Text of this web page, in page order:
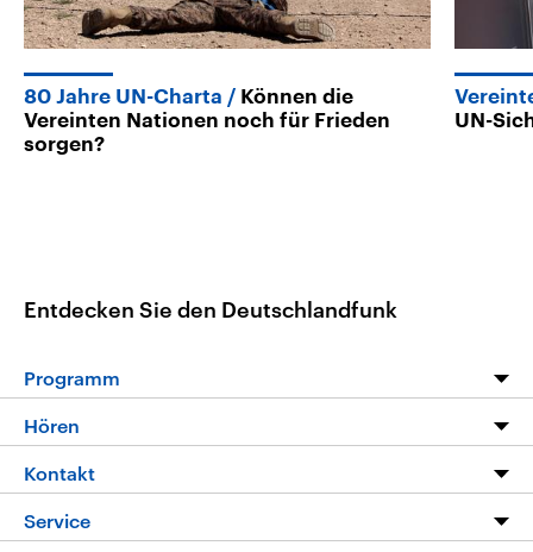
80 Jahre UN-Charta
Können die
Vereinten Nationen noch für Frieden
sorgen?
UN-
Entdecken Sie den Deutschlandfunk
Programm
Programm
Die Nachrichten
Nachrichtenleicht
Hören
Livestream
Podcasts
Kontakt
Hörerservice
Service